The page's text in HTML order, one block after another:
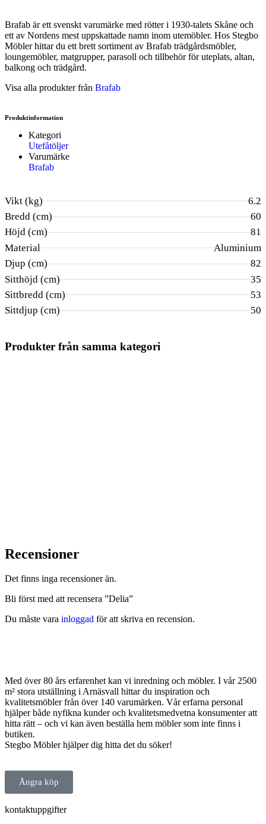
Brafab är ett svenskt varumärke med rötter i 1930-talets Skåne och
ett av Nordens mest uppskattade namn inom utemöbler. Hos Stegbo
Möbler hittar du ett brett sortiment av Brafab trädgårdsmöbler,
loungemöbler, matgrupper, parasoll och tillbehör för uteplats, altan,
balkong och trädgård.
Visa alla produkter från Brafab
Produktinformation
Kategori
Utefåtöljer
Varumärke
Brafab
Vikt (kg)
6.2
Bredd (cm)
60
Höjd (cm)
81
Material
Aluminium
Djup (cm)
82
Sitthöjd (cm)
35
Sittbredd (cm)
53
Sittdjup (cm)
50
Produkter från samma kategori
erbjuder den både stil
utemiljö.
utemiljö.
Recensioner
Det finns inga recensioner än.
Bli först med att recensera ”Delia”
Du måste vara inloggad för att skriva en recension.
Med över 80 års erfarenhet kan vi inredning och möbler. I vår 2500
m² stora utställning i Arnäsvall hittar du inspiration och
kvalitetsmöbler från över 140 varumärken. Vår erfarna personal
hjälper både nyfikna kunder och kvalitetsmedvetna konsumenter att
hitta rätt – och vi kan även beställa hem möbler som inte finns i
butiken.
Stegbo Möbler hjälper dig hitta det du söker!
Ångra köp
kontaktuppgifter